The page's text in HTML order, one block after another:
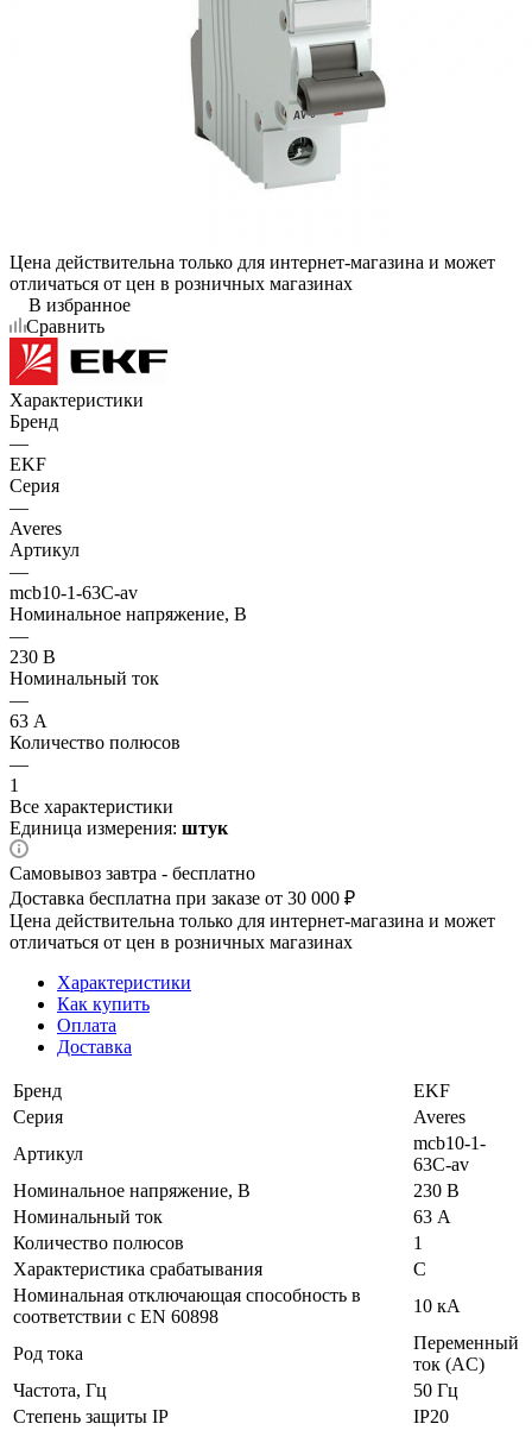
Цена действительна только для интернет-магазина и может
отличаться от цен в розничных магазинах
В избранное
Сравнить
Характеристики
Бренд
—
EKF
Серия
—
Averes
Артикул
—
mcb10-1-63C-av
Номинальное напряжение, В
—
230 В
Номинальный ток
—
63 А
Количество полюсов
—
1
Все характеристики
Единица измерения: штук
Самовывоз завтра - бесплатно
Доставка бесплатна при заказе от 30 000 ₽
Цена действительна только для интернет-магазина и может
отличаться от цен в розничных магазинах
Характеристики
Как купить
Оплата
Доставка
Бренд
EKF
Серия
Averes
Артикул
mcb10-1-
63C-av
Номинальное напряжение, В
230 В
Номинальный ток
63 А
Количество полюсов
1
Характеристика срабатывания
C
Номинальная отключающая способность в
соответствии с EN 60898
10 кА
Род тока
Переменный
ток (AC)
Частота, Гц
50 Гц
Степень защиты IP
IP20